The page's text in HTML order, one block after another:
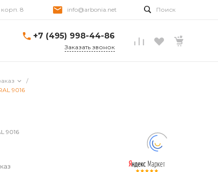
корп. 8 info@arbonia.net Поиск
+7 (495) 998-44-86
Заказать звонок
/
9016
9016